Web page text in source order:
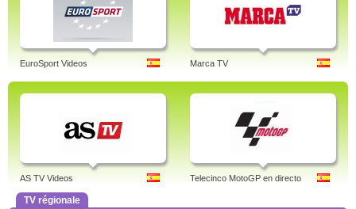
EuroSport Videos Marca TV
AS TV Videos Telecinco MotoGP en directo
TV régionale